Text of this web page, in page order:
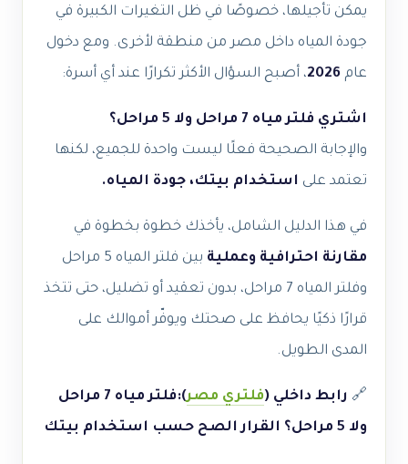
يمكن تأجيلها، خصوصًا في ظل التغيرات الكبيرة في
جودة المياه داخل مصر من منطقة لأخرى. ومع دخول
عام 2026، أصبح السؤال الأكثر تكرارًا عند أي أسرة:
اشتري فلتر مياه 7 مراحل ولا 5 مراحل؟
والإجابة الصحيحة فعلًا ليست واحدة للجميع، لكنها
تعتمد على استخدام بيتك، جودة المياه.
في هذا الدليل الشامل، يأخذك خطوة بخطوة في
مقارنة احترافية وعملية
بين فلتر المياه 5 مراحل
وفلتر المياه 7 مراحل، بدون تعقيد أو تضليل، حتى تتخذ
قرارًا ذكيًا يحافظ على صحتك ويوفّر أموالك على
المدى الطويل.
🔗 رابط داخلي (فلتري مصر):
فلتر مياه 7 مراحل
ولا 5 مراحل؟ القرار الصح حسب استخدام بيتك